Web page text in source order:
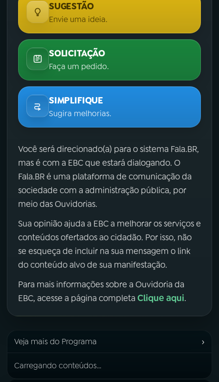
SUGESTÃO
Envie uma ideia.
SOLICITAÇÃO
Faça um pedido.
SIMPLIFIQUE
Sugira melhorias.
Você será direcionado(a) para o sistema Fala.BR,
mas é com a EBC que estará dialogando. O
Fala.BR é uma plataforma de comunicação da
sociedade com a administração pública, por
meio das Ouvidorias.
Sua opinião ajuda a EBC a melhorar os serviços e
conteúdos ofertados ao cidadão. Por isso, não
se esqueça de incluir na sua mensagem o link
do conteúdo alvo de sua manifestação.
Para mais informações sobre a Ouvidoria da
EBC, acesse a página completa Clique aqui.
Veja mais do Programa ›
Carregando conteúdos...